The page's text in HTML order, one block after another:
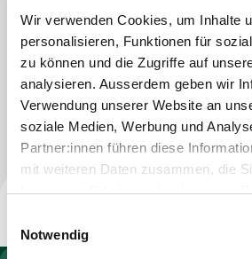
Wir verwenden Cookies, um Inhalte
personalisieren, Funktionen für
zu können und die Zugriffe auf
analysieren. Ausserdem geben wir
Verwendung unserer Website an
soziale Medien, Werbung und
Partner:innen führen diese
mit weiteren Daten zusammen, die
bereitgestellt haben oder die sie im
Notwendig
Über uns
Aktuelles
Jobs & Karriere
Babygalerie
Mail
info@therapie-
Nachricht schreiben